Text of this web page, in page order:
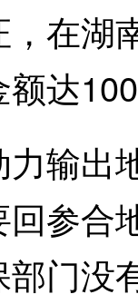
在湖
达
出
参合
门没